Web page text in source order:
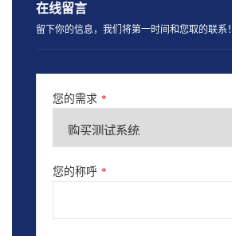
在线留言
留下你的信息，我们将第一时间和您取的联系！
您的需求 *
您的称呼 *